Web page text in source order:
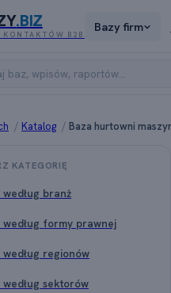
.BIZ
KONTAKTÓW B2B
Bazy firm
/ Katalog / Baza hurtowni
KATEGORIĘ
według branż
według formy prawnej
według regionów
według sektorów